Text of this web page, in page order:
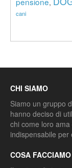
,
cani
CHI SIAMO
Siamo un gruppo
hanno deciso di
chi come loro
indispensabile
COSA FACCIAMO